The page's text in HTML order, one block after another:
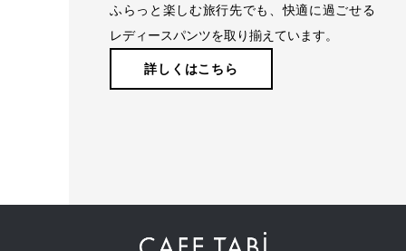
ふらっと楽しむ旅行先でも、快適に過ごせる
レディースパンツを取り揃えています。
詳しくはこちら